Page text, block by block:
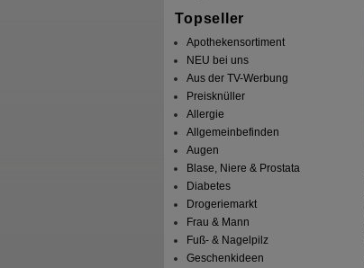
Topseller
Apothekensortiment
NEU bei uns
Aus der TV-Werbung
Preisknüller
Allergie
Allgemeinbefinden
Augen
Blase, Niere & Prostata
Diabetes
Drogeriemarkt
Frau & Mann
Fuß- & Nagelpilz
Geschenkideen